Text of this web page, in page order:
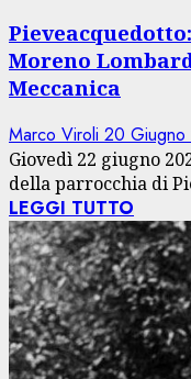
Moreno
Meccanica
Marco Viroli 20
Giovedì 22 giugno
della parrocchia di
LEGGI TUTTO